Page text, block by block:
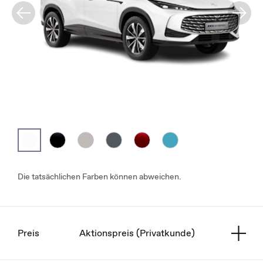
Die tatsächlichen Farben können abweichen.
Preis Aktionspreis (Privatkunde)